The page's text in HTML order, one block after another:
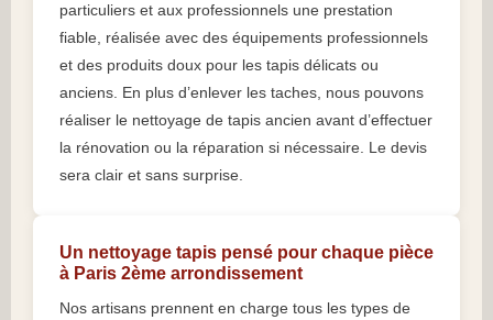
particuliers et aux professionnels une prestation
fiable, réalisée avec des équipements professionnels
et des produits doux pour les tapis délicats ou
anciens. En plus d’enlever les taches, nous pouvons
réaliser le nettoyage de tapis ancien avant d’effectuer
la rénovation ou la réparation si nécessaire. Le devis
sera clair et sans surprise.
Un nettoyage tapis pensé pour chaque pièce
à Paris 2ème arrondissement
Nos artisans prennent en charge tous les types de